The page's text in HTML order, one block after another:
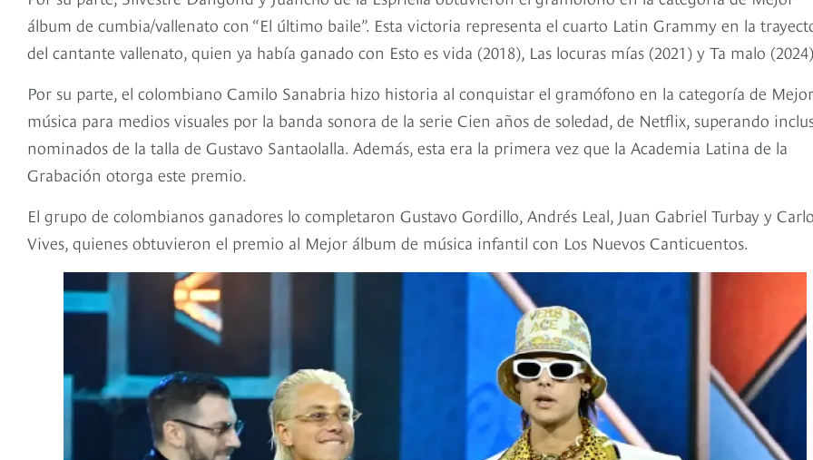
álbum de cumbia/vallenato con “El último baile”. Esta victoria representa el cuarto Latin Grammy en la
del cantante vallenato, quien ya había ganado con Esto es vida (2018), Las locuras mías (2021) y Ta malo
Por su parte, el colombiano Camilo Sanabria hizo historia al conquistar el gramófono en la categoría de Mejor
música para medios visuales por la banda sonora de la serie Cien años de soledad, de Netflix, superando
nominados de la talla de Gustavo Santaolalla. Además, esta era la primera vez que la Academia Latina de la
Grabación otorga este premio.
El grupo de colombianos ganadores lo completaron Gustavo Gordillo, Andrés Leal, Juan Gabriel Turbay y
Vives, quienes obtuvieron el premio al Mejor álbum de música infantil con Los Nuevos Canticuentos.